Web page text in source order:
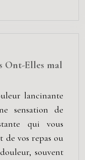
Ont-Elles mal
lancinante
sensation de
qui vous
vos repas ou
souvent